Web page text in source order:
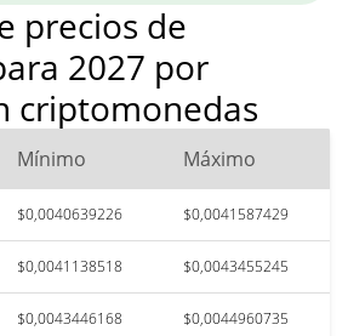
precios de
2027 por
criptomonedas
Mínimo Máximo
$0,0040639226 $0,0041587429
$0,0041138518 $0,0043455245
$0,0043446168 $0,0044960735